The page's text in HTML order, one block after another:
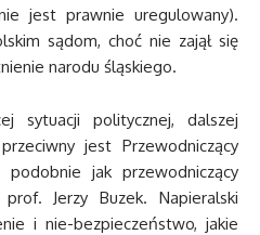
jest prawnie uregulowany).
sądom, choć nie zajął się
narodu śląskiego.
sytuacji politycznej, dalszej
jest Przewodniczący
podobnie jak przewodniczący
Jerzy Buzek. Napieralski
i nie-bezpieczeństwo, jakie